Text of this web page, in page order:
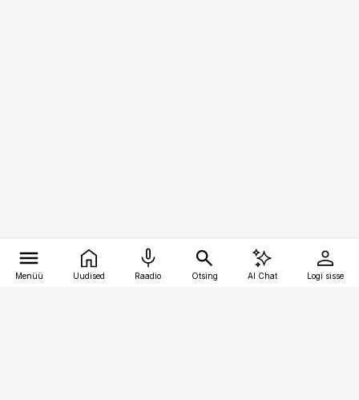
Menüü Uudised Raadio Otsing AI Chat Logi sisse